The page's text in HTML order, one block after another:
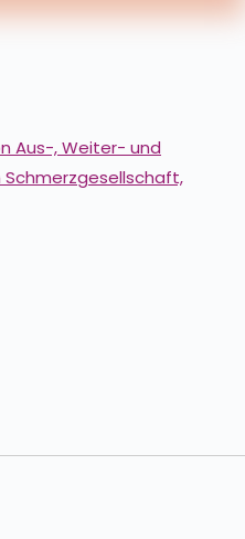
Aus-, Weiter- und